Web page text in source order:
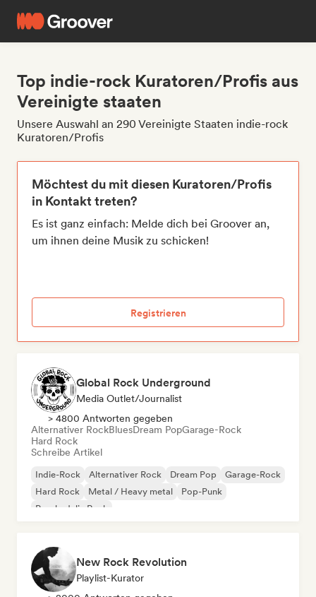
Top indie-rock Kuratoren/Profis aus
Vereinigte staaten
Unsere Auswahl an 290 Vereinigte Staaten indie-rock
Kuratoren/Profis
Möchtest du mit diesen Kuratoren/Profis
in Kontakt treten?
Es ist ganz einfach: Melde dich bei Groover an,
um ihnen deine Musik zu schicken!
Registrieren
Global Rock Underground
Media Outlet/Journalist
> 4800 Antworten gegeben
Alternativer RockBluesDream PopGarage-Rock
Hard Rock
Schreibe Artikel
Indie-Rock Alternativer Rock Dream Pop
Garage-Rock
Hard Rock
Metal / Heavy metal
Pop-Punk
Psychedelic Rock
New Rock Revolution
Playlist-Kurator